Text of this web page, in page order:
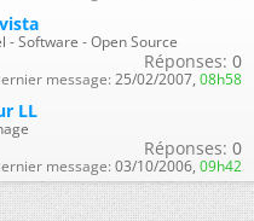
- Software - Open Source
Réponses: 0
message: 25/02/2007, 08h58
LL
Réponses: 0
message: 03/10/2006, 09h42